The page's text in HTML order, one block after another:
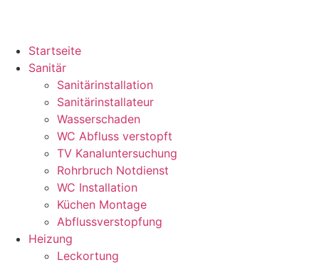
Startseite
Sanitär
Sanitärinstallation
Sanitärinstallateur
Wasserschaden
WC Abfluss verstopft
TV Kanaluntersuchung
Rohrbruch Notdienst
WC Installation
Küchen Montage
Abflussverstopfung
Heizung
Leckortung